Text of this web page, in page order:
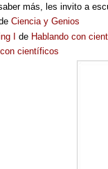
más, les invito a
Ciencia y Genios
I de Hablando con
científicos